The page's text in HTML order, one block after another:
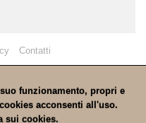
Contatti
funzionamento, propri e
acconsenti all'uso.
sui cookies.